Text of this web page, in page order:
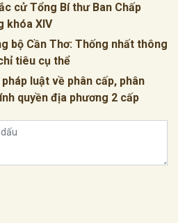
cử Tổng Bí thư Ban Chấp
khóa XIV
bộ Cần Thơ: Thống nhất thông
tiêu cụ thể
luật về phân cấp, phân
quyền địa phương 2 cấp